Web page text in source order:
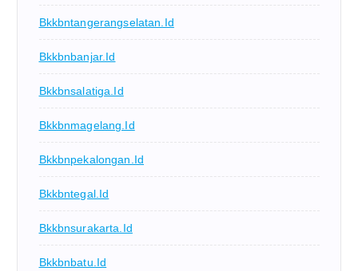
Bkkbntangerangselatan.id
Bkkbnbanjar.id
Bkkbnsalatiga.id
Bkkbnmagelang.id
Bkkbnpekalongan.id
Bkkbntegal.id
Bkkbnsurakarta.id
Bkkbnbatu.id